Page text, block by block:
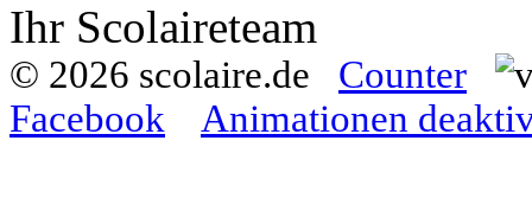
Ihr Scolaireteam
© 2026 scolaire.de Counter
Facebook
Animationen